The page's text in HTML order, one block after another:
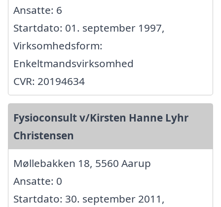
Ansatte: 6
Startdato: 01. september 1997,
Virksomhedsform:
Enkeltmandsvirksomhed
CVR: 20194634
Fysioconsult v/Kirsten Hanne Lyhr
Christensen
Møllebakken 18, 5560 Aarup
Ansatte: 0
Startdato: 30. september 2011,